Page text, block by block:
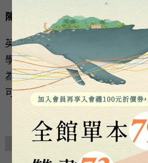
陳靜妍
英國新堡大學現代語言所博士
學英文系、愛丁堡大學賽爾特
為專職譯者。譯有《水泥中的
可‧康納利）等。
相關著作